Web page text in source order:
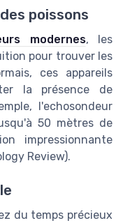
poissons
modernes, les
pour trouver les
ces appareils
la présence de
l'echosondeur
50 mètres de
impressionnante
Review).
du temps précieux